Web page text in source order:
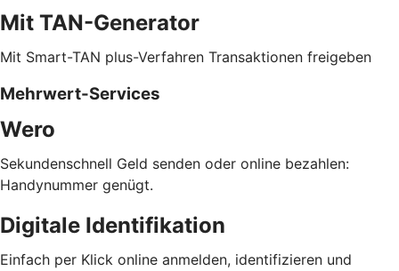
Mit TAN-Generator
Mit Smart-TAN plus-Verfahren Transaktionen freigeben
Mehrwert-Services
Wero
Sekundenschnell Geld senden oder online bezahlen:
Handynummer genügt.
Digitale Identifikation
Einfach per Klick online anmelden, identifizieren und